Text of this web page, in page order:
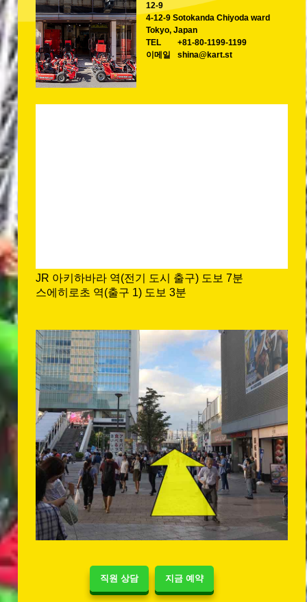
직원 상담 지금 예약
12-9
4-12-9 Sotokanda Chiyoda ward
Tokyo, Japan
TEL
+81-80-1199-1199
이메일
shina@kart.st
JR 아키하바라 역(전기 도시 출구) 도보 7분
스에히로초 역(출구 1) 도보 3분